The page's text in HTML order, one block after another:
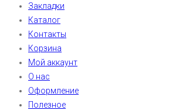
Закладки
Каталог
Контакты
Корзина
Мой аккаунт
О нас
Оформление
Полезное